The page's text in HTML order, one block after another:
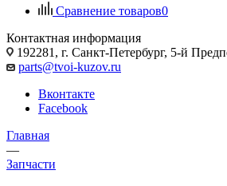
Сравнение товаров0
Контактная информация
192281, г. Санкт-Петербург, 5-й
parts@tvoi-kuzov.ru
Вконтакте
Facebook
Главная
—
Запчасти